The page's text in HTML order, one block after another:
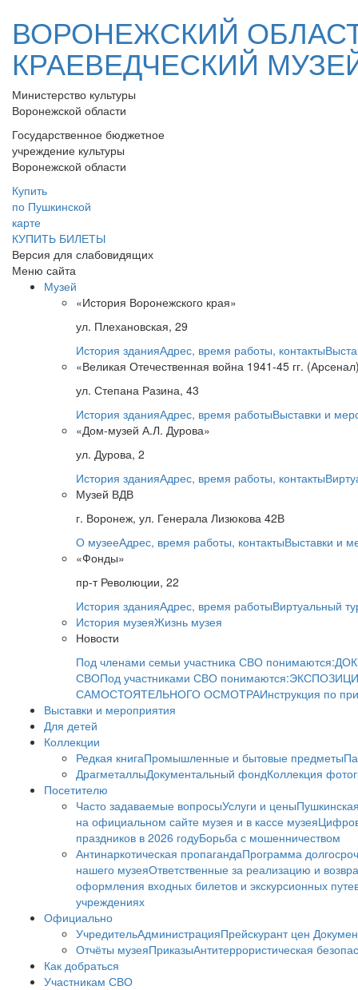
ВОРОНЕЖСКИЙ
КРАЕВЕДЧЕСКИЙ
Министерство культуры
Воронежской области
Государственное бюджетное
учреждение культуры
Воронежской области
Купить
по Пушкинской
карте
КУПИТЬ БИЛЕТЫ
Версия для слабовидящих
Меню сайта
Музей
«История Воронежского края»
ул. Плехановская, 29
История зданияАдрес, время работы, контакты
«Великая Отечественная война 1941-45 гг.
ул. Степана Разина, 43
История зданияАдрес, время работыВыставки и
«Дом-музей А.Л. Дурова»
ул. Дурова, 2
История зданияАдрес, время работы, контакты
Музей ВДВ
г. Воронеж, ул. Генерала Лизюкова 42В
О музееАдрес, время работы, контактыВыставки и
«Фонды»
пр-т Революции, 22
История зданияАдрес, время работыВиртуальный
История музеяЖизнь музея
Новости
Под членами семьи участника СВО понимаются:
СВОПод участниками СВО понимаются:
САМОСТОЯТЕЛЬНОГО ОСМОТРАИнструкция по
Выставки и мероприятия
Для детей
Коллекции
Редкая книгаПромышленные и бытовые предметы
ДрагметаллыДокументальный фондКоллекция
Посетителю
Часто задаваемые вопросыУслуги и цены
на официальном сайте музея и в кассе музея
праздников в 2026 годуБорьба с мошенничеством
Антинаркотическая пропагандаПрограмма
нашего музеяОтветственные за реализацию и
оформления входных билетов и экскурсионных
учреждениях
Официально
УчредительАдминистрацияПрейскурант цен
Отчёты музеяПриказыАнтитеррористическая
Как добраться
Участникам СВО